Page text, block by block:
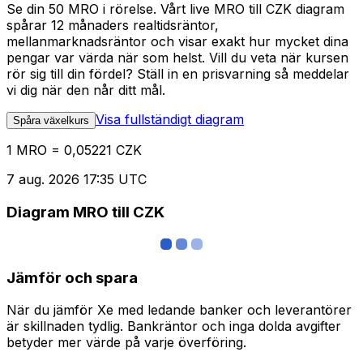
Se din 50 MRO i rörelse. Vårt live MRO till CZK diagram
spårar 12 månaders realtidsräntor,
mellanmarknadsräntor och visar exakt hur mycket dina
pengar var värda när som helst. Vill du veta när kursen
rör sig till din fördel? Ställ in en prisvarning så meddelar
vi dig när den når ditt mål.
Spåra växelkurs Visa fullständigt diagram
1 MRO = 0,05221 CZK
7 aug. 2026 17:35 UTC
Diagram MRO till CZK
Jämför och spara
När du jämför Xe med ledande banker och leverantörer
är skillnaden tydlig. Bankräntor och inga dolda avgifter
betyder mer värde på varje överföring.